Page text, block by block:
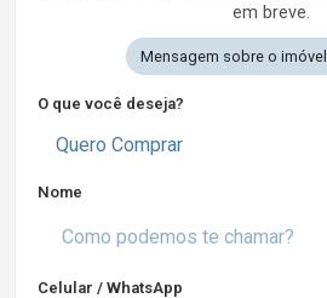
em breve.
Mensagem sobre o imóvel
O que você deseja?
Quero Comprar
Nome
Celular / WhatsApp